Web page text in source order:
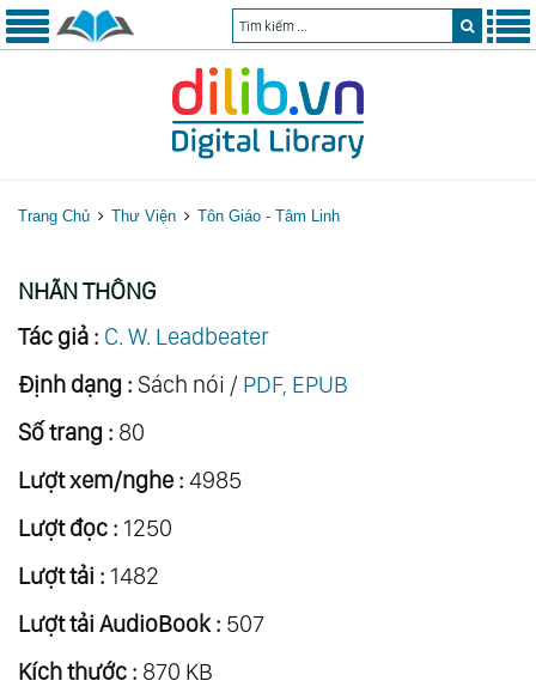
Trang Chủ Thư Viện Tôn Giáo - Tâm Linh
NHÃN THÔNG
Tác giả : C. W. Leadbeater
Định dạng : Sách nói / PDF, EPUB
Số trang : 80
Lượt xem/nghe : 4985
Lượt đọc : 1250
Lượt tải : 1482
Lượt tải AudioBook : 507
Kích thước : 870 KB